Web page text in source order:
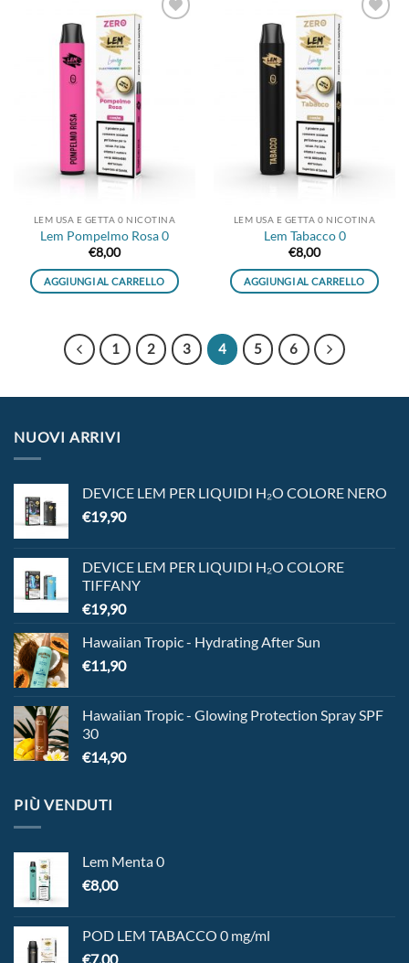
LEM USA E GETTA 0 NICOTINA
Lem Pompelmo Rosa 0
€8,00
AGGIUNGI AL CARRELLO
LEM USA E GETTA 0 NICOTINA
Lem Tabacco 0
€8,00
AGGIUNGI AL CARRELLO
1 2 3 4 5 6
NUOVI ARRIVI
DEVICE LEM PER LIQUIDI H₂O COLORE NERO
€19,90
DEVICE LEM PER LIQUIDI H₂O COLORE
TIFFANY
€19,90
Hawaiian Tropic - Hydrating After Sun
€11,90
Hawaiian Tropic - Glowing Protection Spray SPF
30
€14,90
PIÙ VENDUTI
Lem Menta 0
€8,00
POD LEM TABACCO 0 mg/ml
€7,00